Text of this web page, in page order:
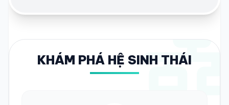
KHÁM PHÁ HỆ SINH THÁI